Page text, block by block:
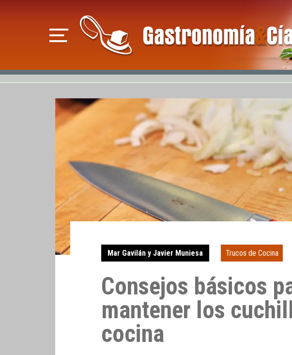
Mar Gavilán y Javier Muniesa Trucos de Cocina
Consejos básicos
mantener los
cocina